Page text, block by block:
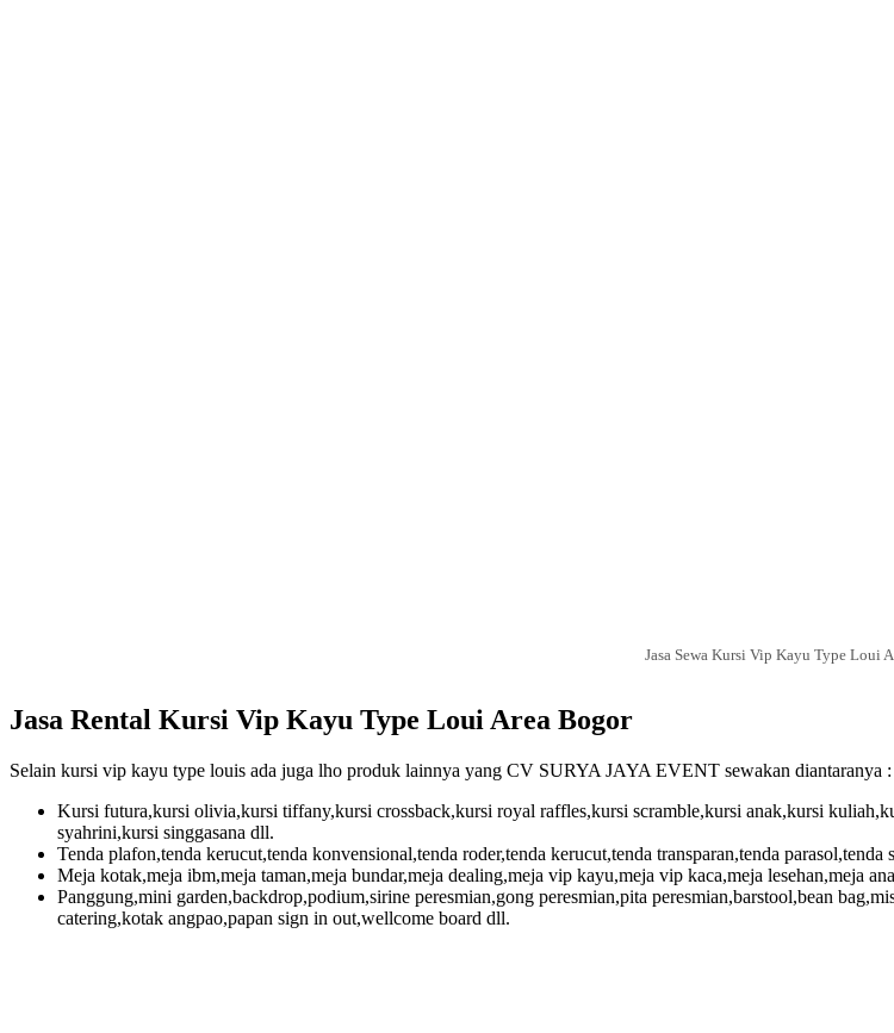
Jasa Sewa Kursi Vip Kayu Type Loui
Jasa Rental Kursi Vip Kayu Type Loui Area Bogor
Selain kursi vip kayu type louis ada juga lho produk lainnya yang CV SURYA JAYA EVENT sewakan diantaranya :
Kursi futura,kursi olivia,kursi tiffany,kursi crossback,kursi royal raffles,kursi scramble,kursi anak,kursi
syahrini,kursi singgasana dll.
Tenda plafon,tenda kerucut,tenda konvensional,tenda roder,tenda kerucut,tenda transparan,tenda parasol,tenda
Meja kotak,meja ibm,meja taman,meja bundar,meja dealing,meja vip kayu,meja vip kaca,meja lesehan,meja
Panggung,mini garden,backdrop,podium,sirine peresmian,gong peresmian,pita peresmian,barstool,bean
catering,kotak angpao,papan sign in out,wellcome board dll.